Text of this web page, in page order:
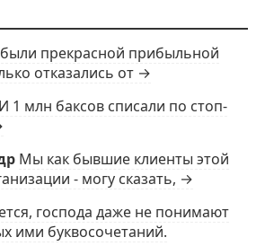
прекрасной прибыльной
отказались от →
1 млн баксов списали по стоп-
Мы как бывшие клиенты этой
- могу сказать, →
господа даже не понимают
ими буквосочетаний.